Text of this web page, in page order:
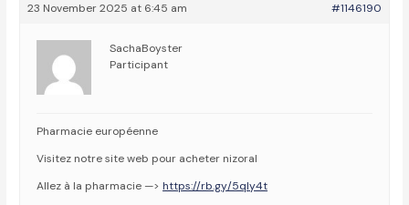
23 November 2025 at 6:45 am #1146190
SachaBoyster
Participant
Pharmacie européenne
Visitez notre site web pour acheter nizoral
Allez à la pharmacie —>https://rb.gy/5qly4t